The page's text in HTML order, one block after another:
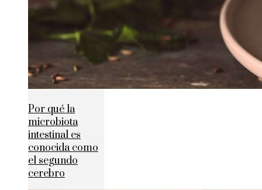
Por qué la
microbiota
intestinal es
conocida como
el segundo
cerebro